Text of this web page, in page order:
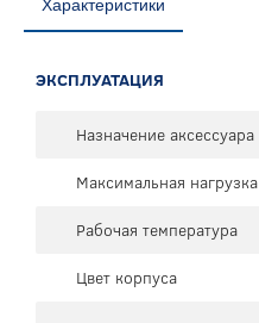
Характеристики
ЭКСПЛУАТАЦИЯ
Назначение аксессуара
Максимальная нагрузка
Рабочая температура
Цвет корпуса